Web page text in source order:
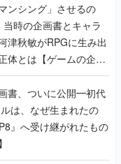
ンシング」させるの
時の企画書とキャラ
津秋敏がRPGに生み出
体とは【ゲームの企画
書、ついに公開━初代
は、なぜ生まれたの
』へ受け継がれたもの